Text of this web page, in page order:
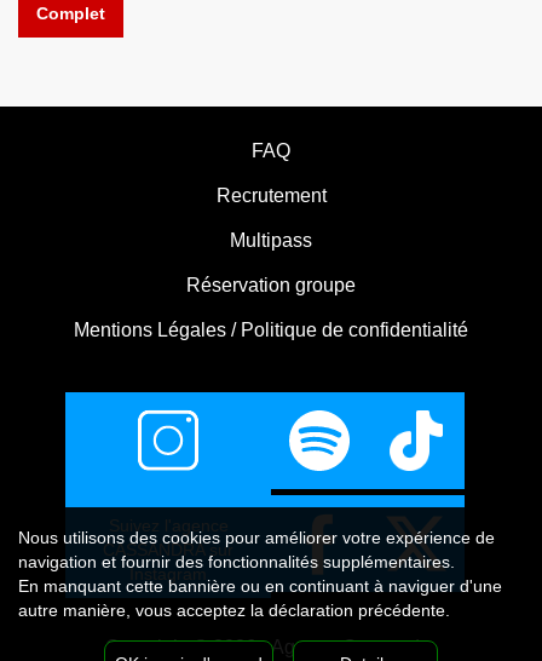
Complet
FAQ
Recrutement
Multipass
Réservation groupe
Mentions Légales / Politique de confidentialité
Suivez l'agence
CASSANDRA sur
Instagram
Copyright © 2026 - Agence Cassandra
Nous utilisons des cookies pour améliorer votre expérience de
navigation et fournir des fonctionnalités supplémentaires.
En manquant cette bannière ou en continuant à naviguer d'une
autre manière, vous acceptez la déclaration précédente.